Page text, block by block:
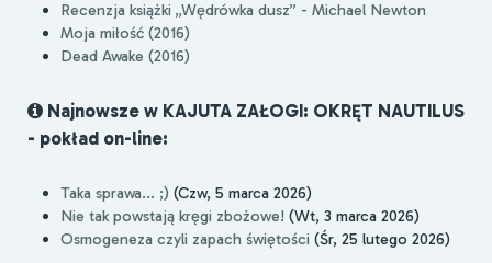
Recenzja książki „Wędrówka dusz” - Michael Newton
Moja miłość (2016)
Dead Awake (2016)
Najnowsze w KAJUTA ZAŁOGI: OKRĘT NAUTILUS
- pokład on-line:
Taka sprawa... ;) (Czw, 5 marca 2026)
Nie tak powstają kręgi zbożowe! (Wt, 3 marca 2026)
Osmogeneza czyli zapach świętości (Śr, 25 lutego 2026)